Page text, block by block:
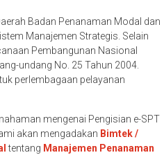
Badan Penanaman Modal dan
Manajemen Strategis. Selain
Pembangunan Nasional
undang No. 25 Tahun 2004.
mengenai Pengisian e-SPT